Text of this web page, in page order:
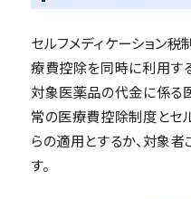
セルフメディケーション
療費控除を同時に利用す
対象医薬品の代金に係る
常の医療費控除制度とセ
らの適用とするか、対象
す。